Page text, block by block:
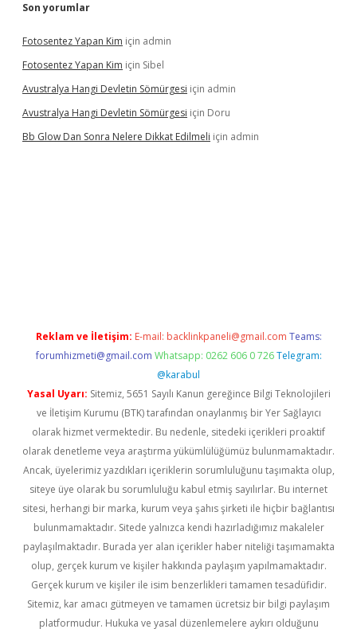
Son yorumlar
Fotosentez Yapan Kim için admin
Fotosentez Yapan Kim için Sibel
Avustralya Hangi Devletin Sömürgesi için admin
Avustralya Hangi Devletin Sömürgesi için Doru
Bb Glow Dan Sonra Nelere Dikkat Edilmeli için admin
Reklam ve İletişim: E-mail: backlinkpaneli@gmail.com Teams:
forumhizmeti@gmail.com Whatsapp: 0262 606 0 726 Telegram:
@karabul
Yasal Uyarı: Sitemiz, 5651 Sayılı Kanun gereğince Bilgi Teknolojileri
ve İletişim Kurumu (BTK) tarafından onaylanmış bir Yer Sağlayıcı
olarak hizmet vermektedir. Bu nedenle, sitedeki içerikleri proaktif
olarak denetleme veya araştırma yükümlülüğümüz bulunmamaktadır.
Ancak, üyelerimiz yazdıkları içeriklerin sorumluluğunu taşımakta olup,
siteye üye olarak bu sorumluluğu kabul etmiş sayılırlar. Bu internet
sitesi, herhangi bir marka, kurum veya şahıs şirketi ile hiçbir bağlantısı
bulunmamaktadır. Sitede yalnızca kendi hazırladığımız makaleler
paylaşılmaktadır. Burada yer alan içerikler haber niteliği taşımamakta
olup, gerçek kurum ve kişiler hakkında paylaşım yapılmamaktadır.
Gerçek kurum ve kişiler ile isim benzerlikleri tamamen tesadüfidir.
Sitemiz, kar amacı gütmeyen ve tamamen ücretsiz bir bilgi paylaşım
platformudur. Hukuka ve yasal düzenlemelere aykırı olduğunu